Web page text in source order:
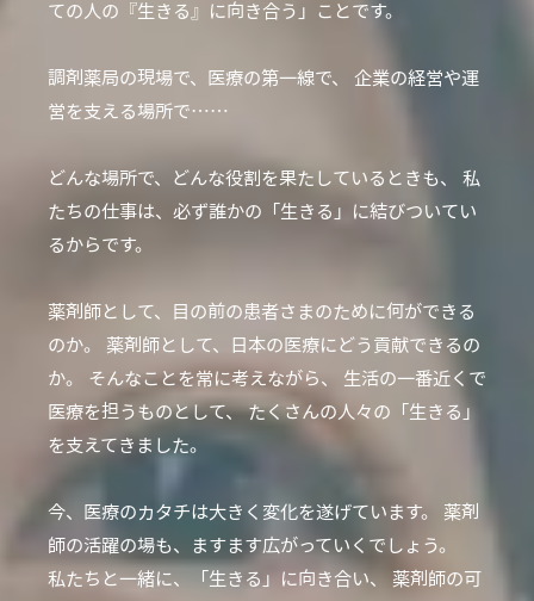
ての人の『生きる』に向き合う」ことです。
調剤薬局の現場で、医療の第一線で、
企業の経営や運
営を支える場所で……
どんな場所で、どんな役割を果たしているときも、
私
たちの仕事は、必ず誰かの「生きる」に結びついてい
るからです。
薬剤師として、目の前の患者さまのために何ができる
のか。
薬剤師として、日本の医療にどう貢献できるの
か。
そんなことを常に考えながら、
生活の一番近くで
医療を担うものとして、たくさんの人々の「生きる」
を支えてきました。
今、医療のカタチは大きく変化を遂げています。
薬剤
師の活躍の場も、ますます広がっていくでしょう。
私たちと一緒に、「生きる」に向き合い、
薬剤師の可